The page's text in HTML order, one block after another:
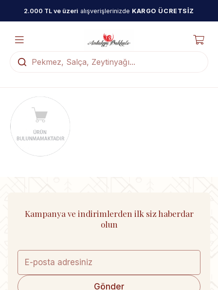
2.000 TL ve üzeri alışverişlerinizde KARGO ÜCRETSİZ
Kampanya ve indirimlerden ilk siz haberdar
olun
Gönder